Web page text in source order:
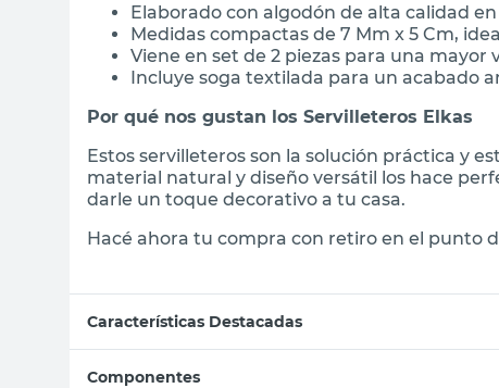
Elaborado con algodón de alta calidad
Medidas compactas de 7 Mm x 5 Cm,
Viene en set de 2 piezas para una mayor
Incluye soga textilada para un acabado
Por qué nos gustan los Servilleteros Elkas
Estos servilleteros son la solución práctica y
material natural y diseño versátil los hace
darle un toque decorativo a tu casa.
Hacé ahora tu compra con retiro en el punto
Características Destacadas
Componentes